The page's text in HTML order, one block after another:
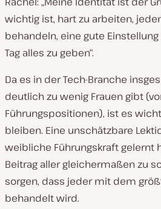
wichtig ist, hart zu arbeiten,
behandeln, eine gute
Tag alles zu geben“.
Da es in der Tech-Branche
deutlich zu wenig Frauen gibt
Führungspositionen), ist es
bleiben. Eine unschätzbare
weibliche Führungskraft gelernt
Beitrag aller gleichermaßen zu
sorgen, dass jeder mit dem
behandelt wird.